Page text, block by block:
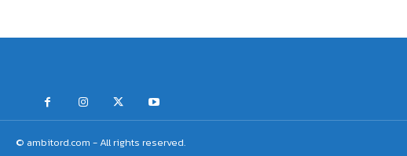
© ambitord.com - All rights reserved.